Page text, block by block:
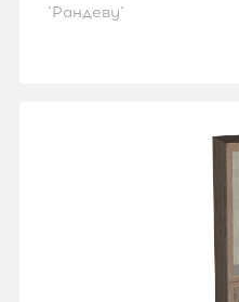
"Рандеву"